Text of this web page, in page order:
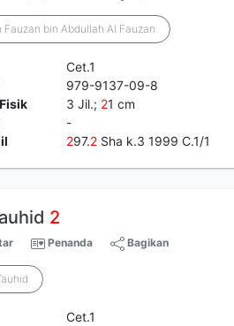
Fauzan bin Abdullah Al Fauzan
Cet.1
979-9137-09-8
3 Jil.; 21 cm
-
297.2Sha k.3 1999 C.1/1
2
Penanda Bagikan
Cet.1